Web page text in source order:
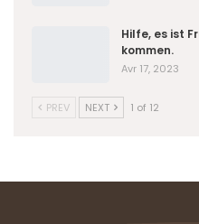
Hilfe, es ist
kommen.
Avr 17, 2023
PREV NEXT 1 of 12